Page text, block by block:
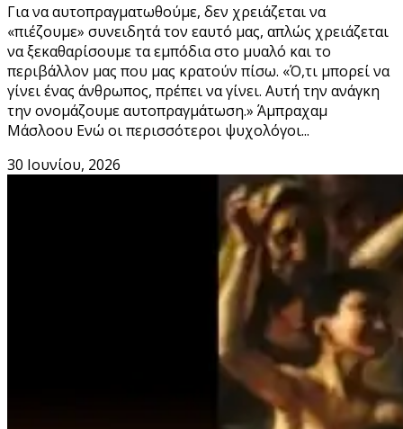
Για να αυτοπραγματωθούμε, δεν χρειάζεται να
«πιέζουμε» συνειδητά τον εαυτό μας, απλώς χρειάζεται
να ξεκαθαρίσουμε τα εμπόδια στο μυαλό και το
περιβάλλον μας που μας κρατούν πίσω. «Ό,τι μπορεί να
γίνει ένας άνθρωπος, πρέπει να γίνει. Αυτή την ανάγκη
την ονομάζουμε αυτοπραγμάτωση.» Άμπραχαμ
Μάσλοου Ενώ οι περισσότεροι ψυχολόγοι...
30 Ιουνίου, 2026